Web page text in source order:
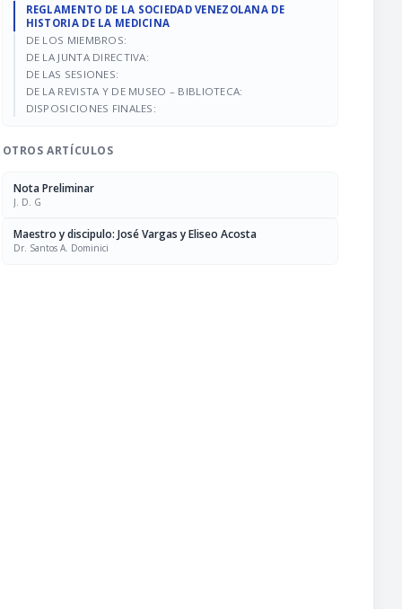
REGLAMENTO DE LA SOCIEDAD VENEZOLANA DE
HISTORIA DE LA MEDICINA
DE LOS MIEMBROS:
DE LA JUNTA DIRECTIVA:
DE LAS SESIONES:
DE LA REVISTA Y DE MUSEO – BIBLIOTECA:
DISPOSICIONES FINALES:
OTROS ARTÍCULOS
Nota Preliminar
J. D. G
Maestro y discipulo: José Vargas y Eliseo Acosta
Dr. Santos A. Dominici